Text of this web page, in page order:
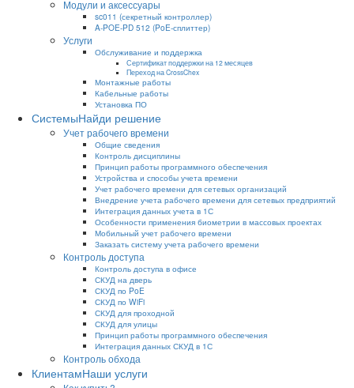
Модули и аксессуары
sc011 (секретный контроллер)
A-POE-PD 512 (PoE-сплиттер)
Услуги
Обслуживание и поддержка
Сертификат поддержки на 12 месяцев
Переход на CrossChex
Монтажные работы
Кабельные работы
Установка ПО
СистемыНайди решение
Учет рабочего времени
Общие сведения
Контроль дисциплины
Принцип работы программного обеспечения
Устройства и способы учета времени
Учет рабочего времени для сетевых организаций
Внедрение учета рабочего времени для сетевых предприятий
Интеграция данных учета в 1С
Особенности применения биометрии в массовых проектах
Мобильный учет рабочего времени
Заказать систему учета рабочего времени
Контроль доступа
Контроль доступа в офисе
СКУД на дверь
СКУД по PoE
СКУД по WiFi
СКУД для проходной
СКУД для улицы
Принцип работы программного обеспечения
Интеграция данных СКУД в 1С
Контроль обхода
КлиентамНаши услуги